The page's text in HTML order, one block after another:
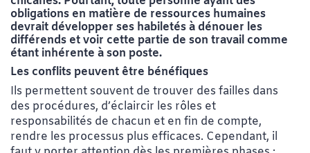
obligations en matière de ressources humaines
devrait développer ses habiletés à dénouer les
différends et voir cette partie de son travail comme
étant inhérente à son poste.
Les conflits peuvent être bénéfiques
Ils permettent souvent de trouver des failles dans
des procédures, d’éclaircir les rôles et
responsabilités de chacun et en fin de compte,
rendre les processus plus efficaces. Cependant, il